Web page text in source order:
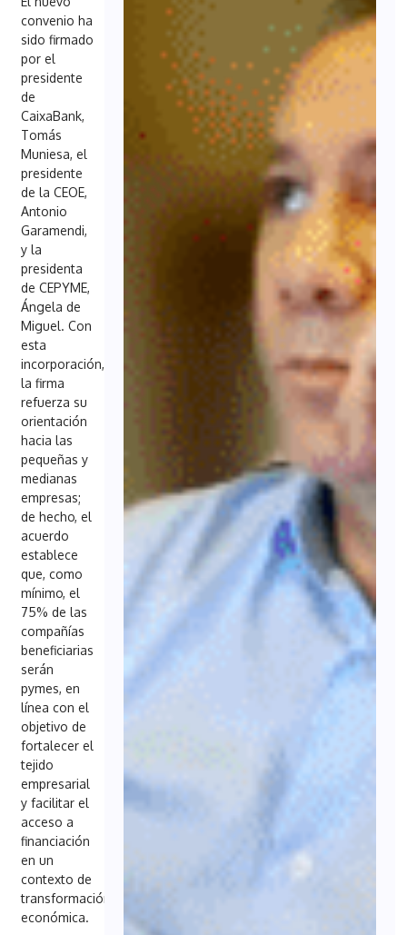
convenio ha
sido firmado
por el
presidente
de
CaixaBank,
Tomás
Muniesa, el
presidente
de la CEOE,
Antonio
Garamendi,
y la
presidenta
de CEPYME,
Ángela de
Miguel. Con
esta
incorporación,
la firma
refuerza su
orientación
hacia las
pequeñas y
medianas
empresas;
de hecho, el
acuerdo
establece
que, como
mínimo, el
75% de las
compañías
beneficiarias
serán
pymes, en
línea con el
objetivo de
fortalecer el
tejido
empresarial
y facilitar el
acceso a
financiación
en un
contexto de
transformación
económica.